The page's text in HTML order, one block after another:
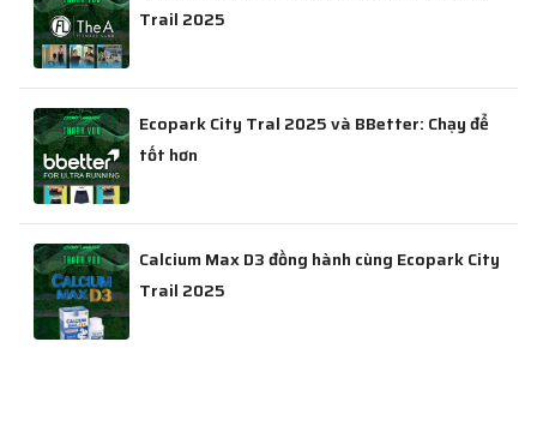
Trail 2025
Ecopark City Tral 2025 và BBetter: Chạy để
tốt hơn
Calcium Max D3 đồng hành cùng Ecopark City
Trail 2025